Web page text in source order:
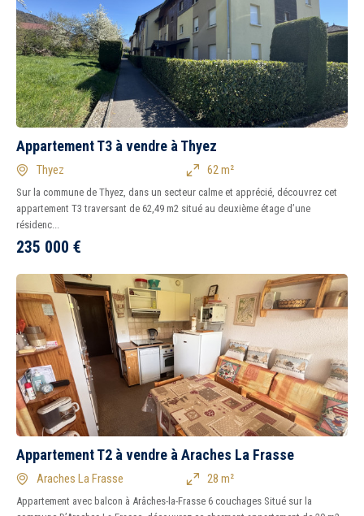
Appartement T3 à vendre à Thyez
Thyez 62 m²
Sur la commune de Thyez, dans un secteur calme et apprécié, découvrez cet
appartement T3 traversant de 62,49 m2 situé au deuxième étage d’une
résidenc...
235 000 €
Appartement T2 à vendre à Araches La Frasse
Araches La Frasse 28 m²
Appartement avec balcon à Arâches-la-Frasse 6 couchages Situé sur la